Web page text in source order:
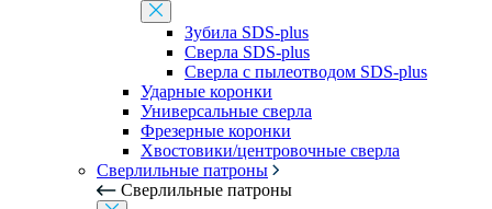
Зубила SDS-plus
Сверла SDS-plus
Сверла с пылеотводом SDS-plus
Ударные коронки
Универсальные сверла
Фрезерные коронки
Хвостовики/центровочные сверла
Сверлильные патроны
Сверлильные патроны